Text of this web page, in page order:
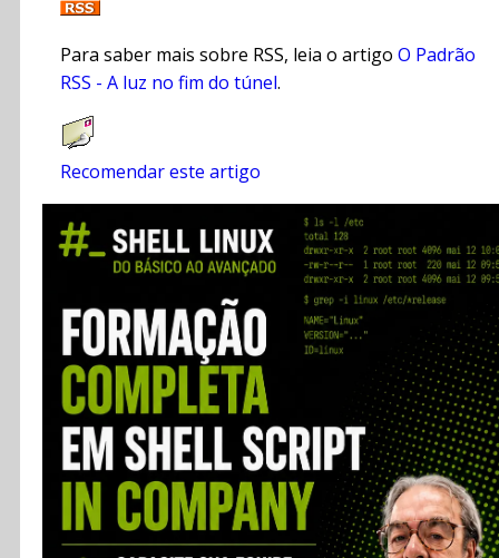
Para saber mais sobre RSS, leia o artigo O Padrão
RSS - A luz no fim do túnel.
Recomendar este artigo